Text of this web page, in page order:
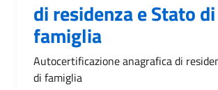
di residenza e Stato di
famiglia
Autocertificazione anagrafica di
di famiglia